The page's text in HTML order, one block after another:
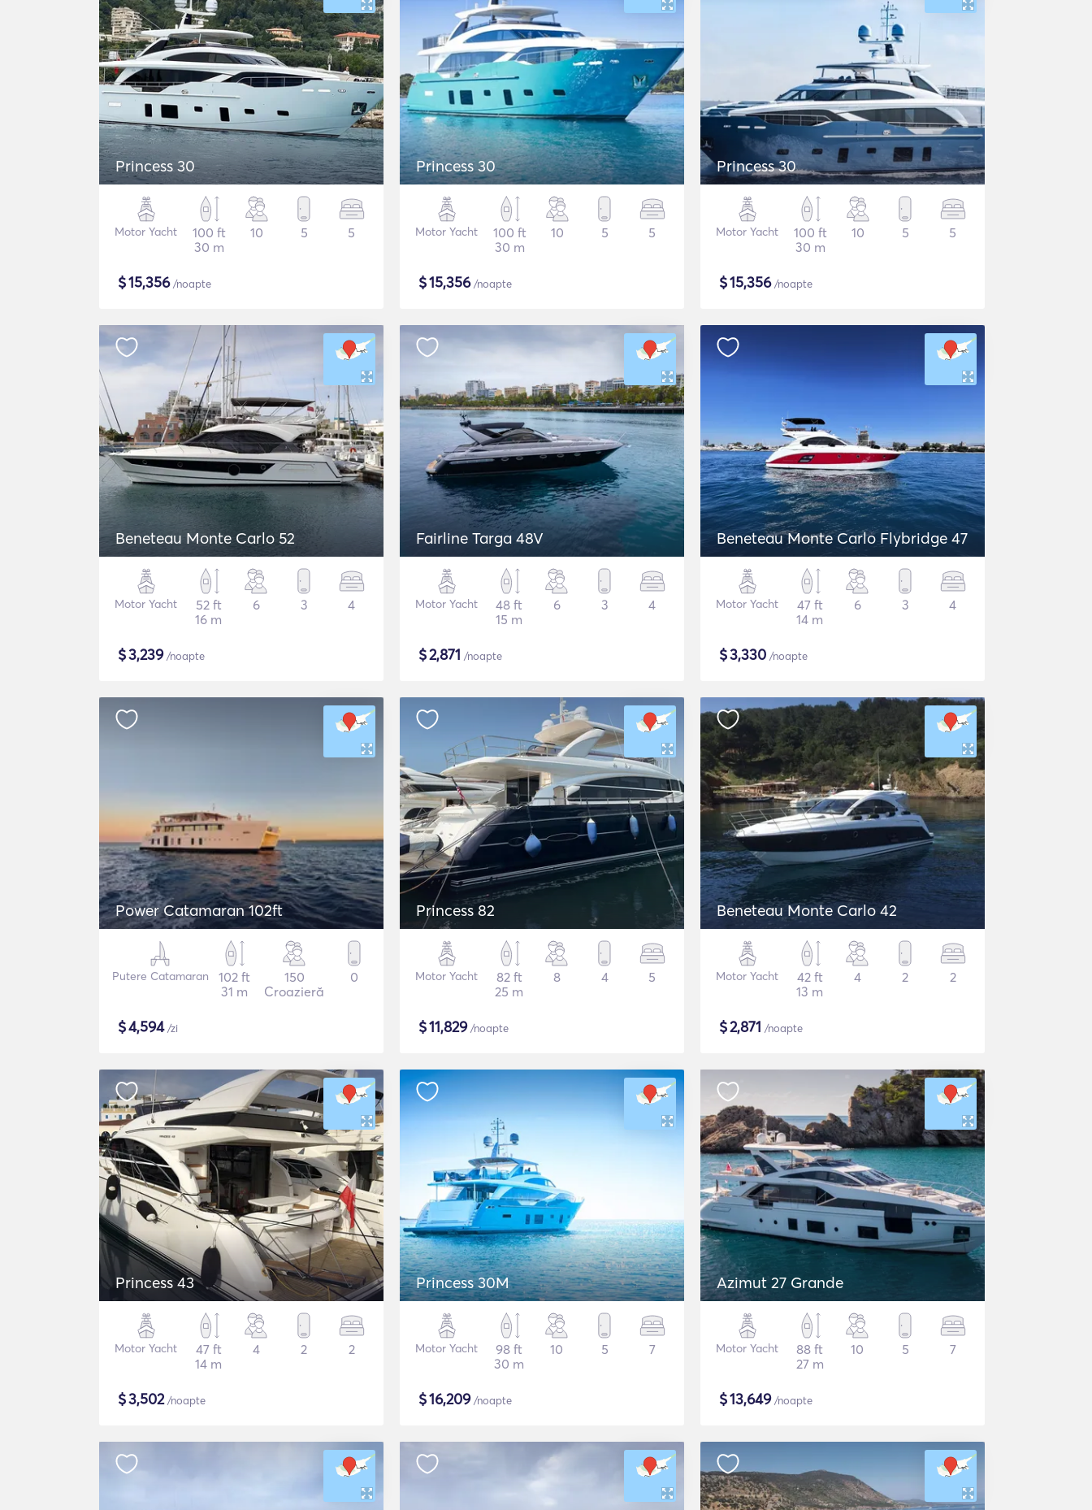
Princess 30
Motor Yacht
100 ft
30 m
10 5 5
$15,356/noapte
Princess 30
Motor Yacht
100 ft
30 m
10 5 5
$15,356/noapte
Princess 30
Motor Yacht
100 ft
30 m
10 5 5
$15,356/noapte
Beneteau Monte Carlo 52
Motor Yacht
52 ft
16 m
6 3 4
$3,239/noapte
Fairline Targa 48V
Motor Yacht
48 ft
15 m
6 3 4
$2,871 /noapte
Beneteau Monte Carlo Flybridge 47
Motor Yacht
47 ft
14 m
6 3 4
$3,330 /noapte
Power Catamaran 102ft
Putere Catamaran
102 ft
31 m
150
Croazieră
0
$4,594/zi
Princess 82
Motor Yacht
82 ft
25 m
8 4 5
$11,829/noapte
Beneteau Monte Carlo 42
Motor Yacht
42 ft
13 m
4 2 2
$2,871 /noapte
Princess 43
Motor Yacht
47 ft
14 m
4 2 2
$3,502/noapte
Princess 30M
Motor Yacht
98 ft
30 m
10 5 7
$16,209/noapte
Azimut 27 Grande
Motor Yacht
88 ft
27 m
10 5 7
$13,649/noapte